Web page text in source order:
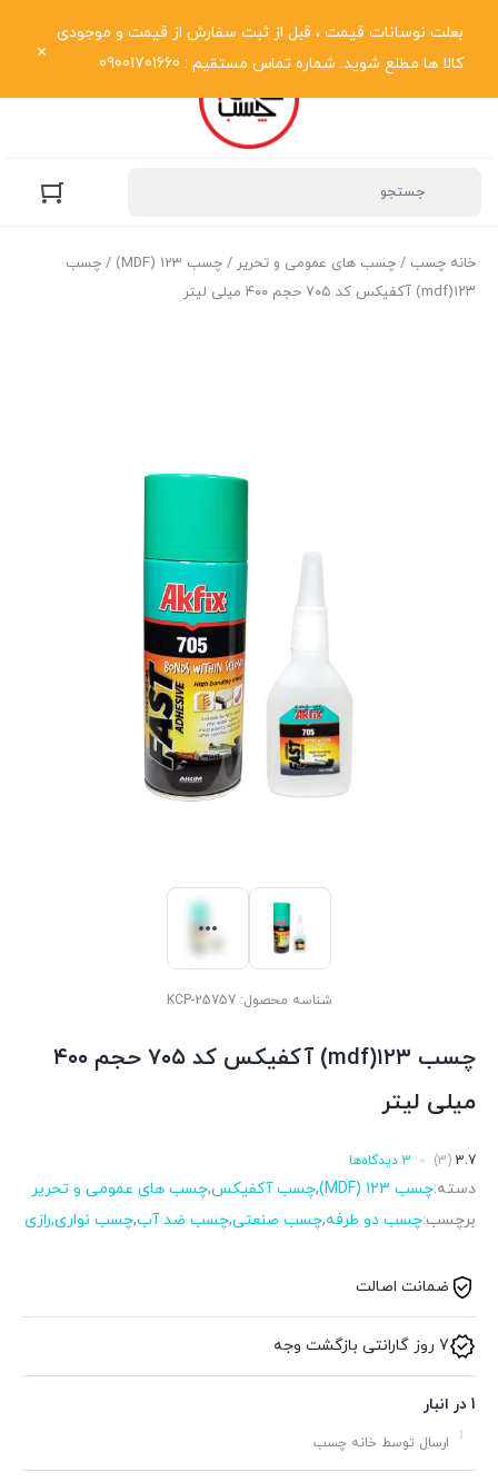
بعلت نوسانات قیمت ، قبل از ثبت سفارش از قیمت و موجودی
کالا ها مطلع شوید. شماره تماس مستقیم : 09001701660
خانه چسب / چسب های عمومی و تحریر / چسب 123 (MDF)
/ چسب
۱۲۳(mdf) آکفیکس کد ۷۰۵ حجم ۴۰۰ میلی لیتر
شناسه محصول:KCP-25757
چسب ۱۲۳(mdf) آکفیکس کد ۷۰۵ حجم ۴۰۰
میلی لیتر
3.7
(3) 3 دیدگاه‌ها
دسته:چسب 123 (MDF) ,چسب آکفیکس,چسب های عمومی و تحریر
برچسب:چسب دو طرفه,چسب صنعتی,چسب ضد آب,چسب نواری,رازی
ضمانت اصالت
7 روز گارانتی بازگشت وجه
1 در انبار
ارسال توسط خانه چسب